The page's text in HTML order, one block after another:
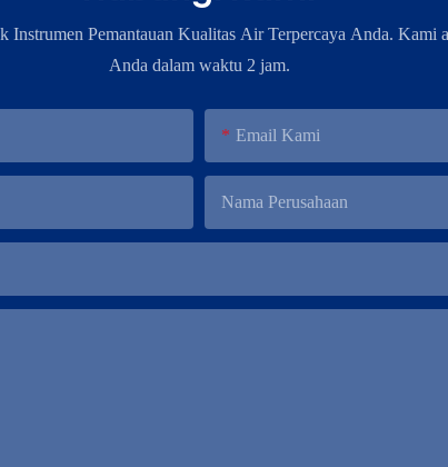
Instrumen Pemantauan Kualitas Air Terpercaya Anda. Kami
Anda dalam waktu 2 jam.
Email Kami
Nama Perusahaan